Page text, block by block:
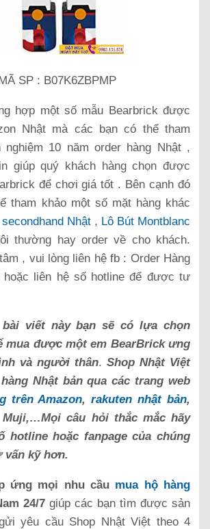
SP : B07K6ZBPMP
hợp một số mẫu Bearbrick được
Nhật mà các bạn có thể tham
10 năm order hàng Nhật ,
giúp quý khách hàng chọn được
để chơi giá tốt . Bên cạnh đó
tham khảo một số mặt hàng khác
Nhật , Lô Bút Montblanc
thường hay order về cho khách.
, vui lòng liên hệ fb : Order Hàng
hoặc liên hệ số hotline để được tư
viết này bạn sẽ có lựa chọn
mua được một em BearBrick ưng
và người thân. Shop Nhật Việt
Nhật bản qua các trang web
trên Amazon,rakuten nhật bản,
Muji,…Mọi câu hỏi thắc mắc hãy
hotline hoặc fanpage của chúng
kỹ hơn.
ứng mọi nhu cầu mua hộ hàng
24/7 giúp các bạn tìm được sản
yêu cầu Shop Nhật Việt theo 4